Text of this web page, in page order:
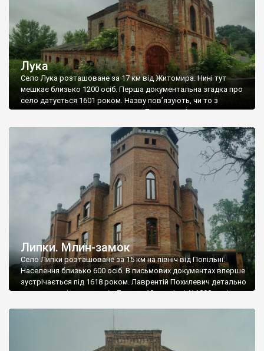
Лука
Село Лука розташоване за 17 км від Житомира. Нині тут
мешкає близько 1200 осіб. Перша документальна згадка про
село датується 1601 роком. Назву пов’язують, чи то з
першим поселенцем, якого звали Лука, чи то із численними
поміщик Казимир Добровольський, і саме із ним пов’язані
основні пам’ятки Луки: […]
Липки. Млин-замок
Село Липки розташоване за 15 км на північ від Попільні.
Населення близько 600 осіб. В письмових документах вперше
зустрічається під 1618 роком. Лаврентій Похилевич детально
розписав зміну власників Липок у 19 столітті. У 1800 році
Моршковському. Після смерті останнього до 1814 року
селом володіла одна із його дочок […]